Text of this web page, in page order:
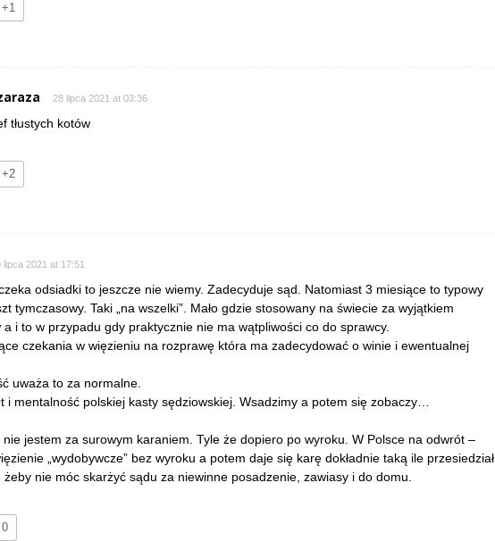
+1
28 lipca 2021 at 03:36
tłustych kotów
+2
lipca 2021 at 17:51
odsiadki to jeszcze nie wiemy. Zadecyduje sąd. Natomiast 3 miesiące to typowy
tymczasowy. Taki „na wszelki”. Mało gdzie stosowany na świecie za wyjątkiem
a i to w przypadu gdy praktycznie nie ma wątpliwości co do sprawcy.
czekania w więzieniu na rozprawę która ma zadecydować o winie i ewentualnej
uważa to za normalne.
mentalność polskiej kasty sędziowskiej. Wsadzimy a potem się zobaczy…
nie jestem za surowym karaniem. Tyle że dopiero po wyroku. W Polsce na odwrót –
„wydobywcze” bez wyroku a potem daje się karę dokładnie taką ile przesiedział
żeby nie móc skarżyć sądu za niewinne posadzenie, zawiasy i do domu.
0